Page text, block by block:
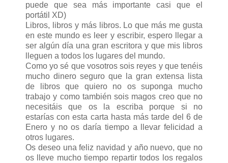
puede que sea más importante casi que el
portátil XD)
Libros, libros y más libros. Lo que más me gusta
en este mundo es leer y escribir, espero llegar a
ser algún día una gran escritora y que mis libros
lleguen a todos los lugares del mundo.
Como yo sé que vosotros sois reyes y que tenéis
mucho dinero seguro que la gran extensa lista
de libros que quiero no os suponga mucho
trabajo y como también sois magos creo que no
necesitáis que os la escriba porque si no
estarías con esta carta hasta más tarde del 6 de
Enero y no os daría tiempo a llevar felicidad a
otros lugares.
Os deseo una feliz navidad y año nuevo, que no
os lleve mucho tiempo repartir todos los regalos